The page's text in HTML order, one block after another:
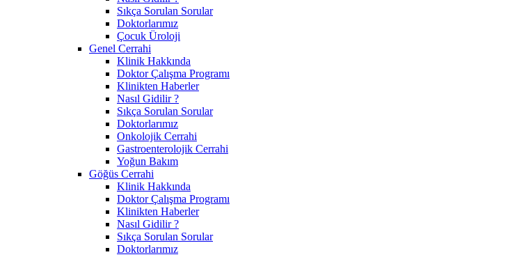
Sıkça Sorulan Sorular
Doktorlarımız
Çocuk Üroloji
Genel Cerrahi
Klinik Hakkında
Doktor Çalışma Programı
Klinikten Haberler
Nasıl Gidilir ?
Sıkça Sorulan Sorular
Doktorlarımız
Onkolojik Cerrahi
Gastroenterolojik Cerrahi
Yoğun Bakım
Göğüs Cerrahi
Klinik Hakkında
Doktor Çalışma Programı
Klinikten Haberler
Nasıl Gidilir ?
Sıkça Sorulan Sorular
Doktorlarımız